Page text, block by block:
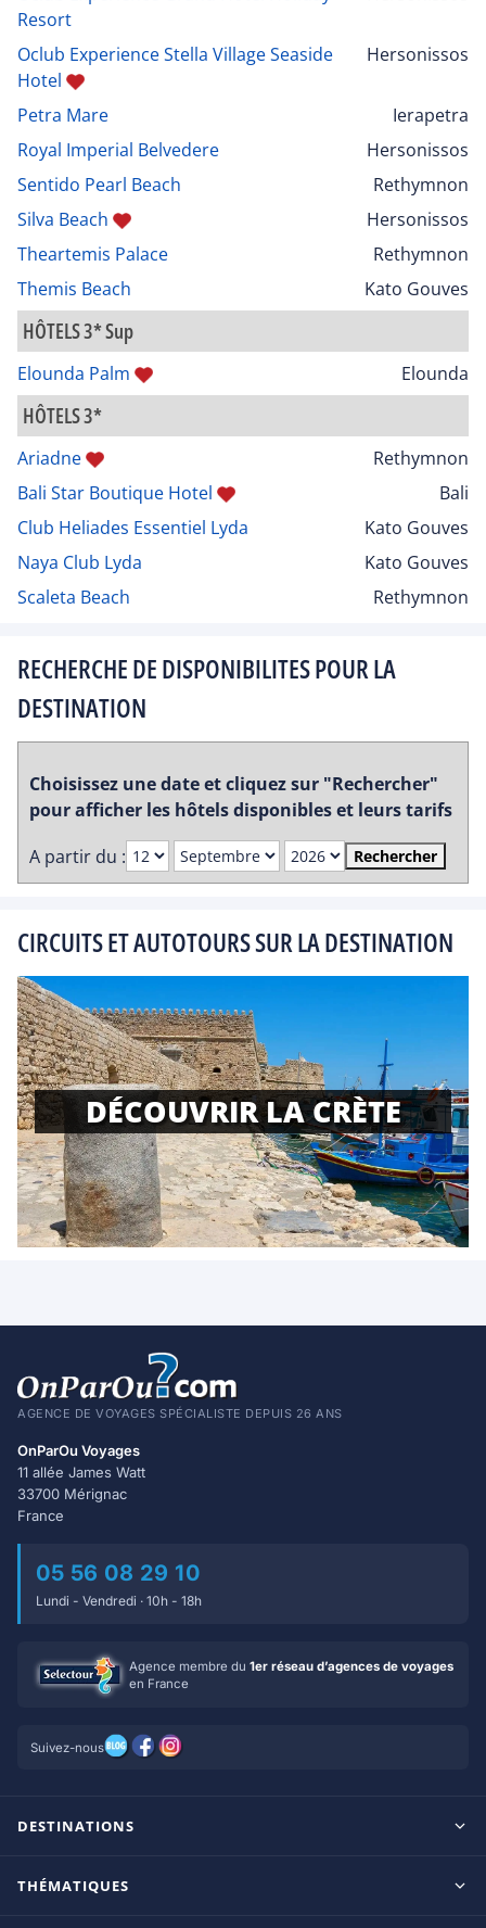
Resort
Oclub Experience Stella Village Seaside
Hotel
Hersonissos
Petra Mare
Ierapetra
Royal Imperial Belvedere
Hersonissos
Sentido Pearl Beach
Rethymnon
Silva Beach
Hersonissos
Theartemis Palace
Rethymnon
Themis Beach
Kato Gouves
HÔTELS 3* Sup
Elounda Palm Elounda
HÔTELS 3*
Ariadne
Rethymnon
Bali Star Boutique Hotel
Bali
Club Heliades Essentiel Lyda
Kato Gouves
Naya Club Lyda
Kato Gouves
Scaleta Beach
Rethymnon
RECHERCHE DE DISPONIBILITES POUR LA
DESTINATION
Choisissez une date et cliquez sur "Rechercher"
pour afficher les hôtels disponibles et leurs tarifs
A partir du :
Rechercher
CIRCUITS ET AUTOTOURS SUR LA DESTINATION
DÉCOUVRIR LA CRÈTE
AGENCE DE VOYAGES SPÉCIALISTE DEPUIS 26 ANS
OnParOu Voyages
11 allée James Watt
33700 Mérignac
France
05 56 08 29 10
Lundi - Vendredi · 10h - 18h
Agence membre du 1er réseau d’agences de voyages
en France
Suivez-nous
DESTINATIONS
THÉMATIQUES